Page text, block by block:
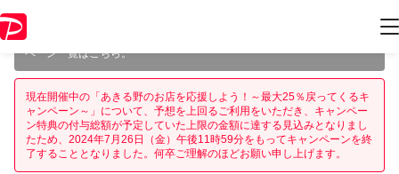
ジ内の情報はキャンペーン終了時点のものになります。
ペーン一覧はこちら。
現在開催中の「あきる野のお店を応援しよう！～最大25％戻ってくるキ
ャンペーン～」について、予想を上回るご利用をいただき、キャンペー
ン特典の付与総額が予定していた上限の金額に達する見込みとなりまし
たため、2024年7月26日（金）午後11時59分をもってキャンペーンを終
了することとなりました。何卒ご理解のほどお願い申し上げます。